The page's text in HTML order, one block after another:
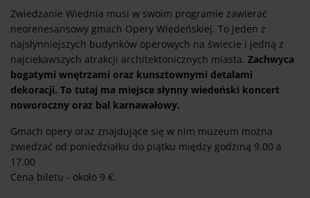
Zwiedzanie Wiednia musi w swoim programie zawierać
neorenesansowy gmach Opery Wiedeńskiej. To jeden z
najsłynniejszych budynków operowych na świecie i jedną z
najciekawszych atrakcji architektonicznych miasta. Zachwyca
bogatymi wnętrzami oraz kunsztownymi detalami
dekoracji. To tutaj ma miejsce słynny wiedeński koncert
noworoczny oraz bal karnawałowy.
Gmach opery oraz znajdujące się w nim muzeum można
zwiedzać od poniedziałku do piątku między godziną 9.00 a
17.00
Cena biletu - około 9 €.